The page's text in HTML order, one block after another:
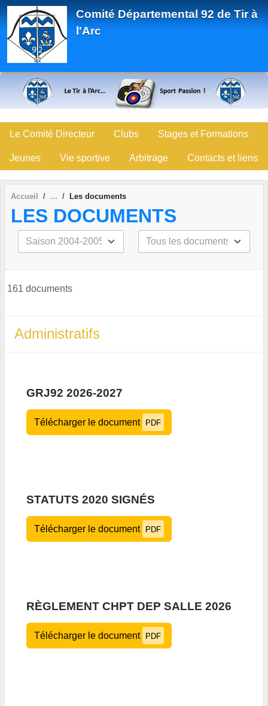
Comité Départemental 92 de Tir à
l'Arc
Le Comité Directeur Clubs Stages et Formations
Jeunes Vie sportive Arbitrage Contacts et liens
Accueil Les documents
LES DOCUMENTS
161 documents
Administratifs
GRJ92 2026-2027
Télécharger le document PDF
STATUTS 2020 SIGNÉS
Télécharger le document PDF
RÈGLEMENT CHPT DEP SALLE 2026
Télécharger le document PDF
Panneau de gestion des cookies